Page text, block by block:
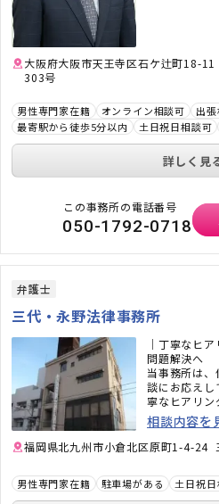
大阪府大阪市天王寺区石ケ辻町18-
303号
男性専門家在籍 オンライン相談可 出
最寄駅から徒歩5分以内
土日祝日相談可
詳しく見
この事務所の電話番号
050-1792-0718
弁護士
三代・永野法律事務所
｜丁寧なヒ
問題解決へ
当事務所は
談にお応えし
寧なヒアリン
に捉えた上で
をご提供いた
がら、安心し
う、全力で
相談内容を
福岡県北九州市小倉北区原町1-4-24
男性専門家在籍 駐車場がある 土日祝